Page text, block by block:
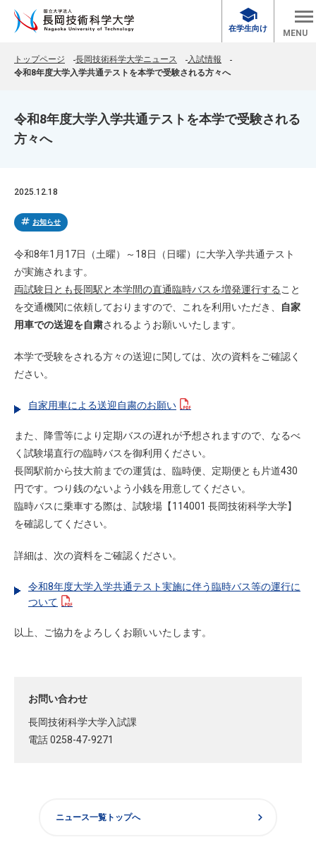
school
在学生向け MENU
トップページ 長岡技術科学大学ニュース
入試情報
令和8年度大学入学共通テストを本学で受験される方々へ
令和8年度大学入学共通テストを本学で受験される
方々へ
2025.12.18
tag お知らせ
令和8年1月17日（土曜）～18日（日曜）に大学入学共通テスト
が実施されます。
両試験日とも長岡駅と本学間の直通臨時バスを増発運行する こと
を交通機関に依頼しておりますので、これを利用いただき、
自家
用車での送迎を自粛されるようお願いいたします。
本学で受験をされる方々の送迎に関しては、次の資料をご確認く
ださい。
自家用車による送迎自粛のお願い
また、降雪等により定期バスの遅れが予想されますので、なるべ
く試験場直行の臨時バスを御利用ください。
長岡駅前から技大前までの運賃は、臨時便、定期便とも片道430
円です。つり銭のないよう小銭を用意してください。
臨時バスに乗車する際は、試験場【114001 長岡技術科学大学】
を確認してください。
詳細は、次の資料をご確認ください。
令和8年度大学入学共通テスト実施に伴う臨時バス等の運行に
ついて
以上、ご協力をよろしくお願いいたします。
お問い合わせ
長岡技術科学大学入試課
電話 0258-47-9271
ニュース一覧トップへ chevron_right